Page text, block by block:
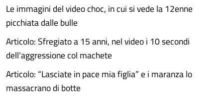
Le immagini del video choc, in cui si vede la 12enne
picchiata dalle bulle
Articolo: Sfregiato a 15 anni, nel video i 10 secondi
dell’aggressione col machete
Articolo: “Lasciate in pace mia figlia” e i maranza lo
massacrano di botte